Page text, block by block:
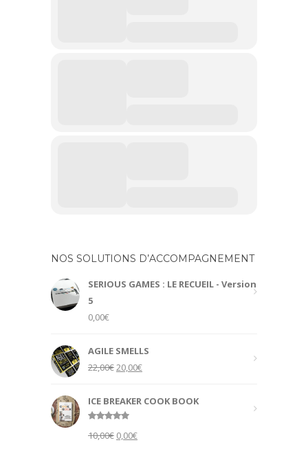
NOS SOLUTIONS D’ACCOMPAGNEMENT
SERIOUS GAMES : LE RECUEIL - Version
5
0,00€
AGILE SMELLS
22,00€ Original
was:
22,00€.
20,00€Current
is:
ICE BREAKER COOK BOOK
out of 5
10,00€ Original
0,00€Current